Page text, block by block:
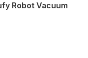
Robot Vacuum